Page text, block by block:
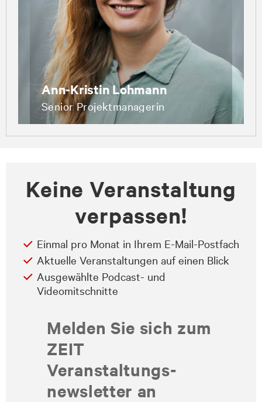
Ann-Kristin Lohmann
Senior Projektmanagerin
veranstaltungen@zeit.de
Keine Veranstaltung
verpassen!
Einmal pro Monat in Ihrem E-Mail-Postfach
Aktuelle Veranstaltungen auf einen Blick
Ausgewählte Podcast- und
Videomitschnitte
Melden Sie sich zum
ZEIT
Veranstaltungs­
newsletter an